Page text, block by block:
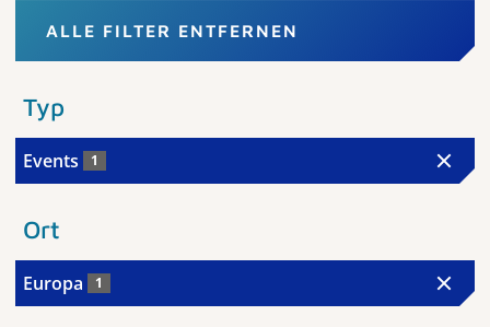
ALLE FILTER ENTFERNEN
Typ
Events 1
Ort
Europa 1